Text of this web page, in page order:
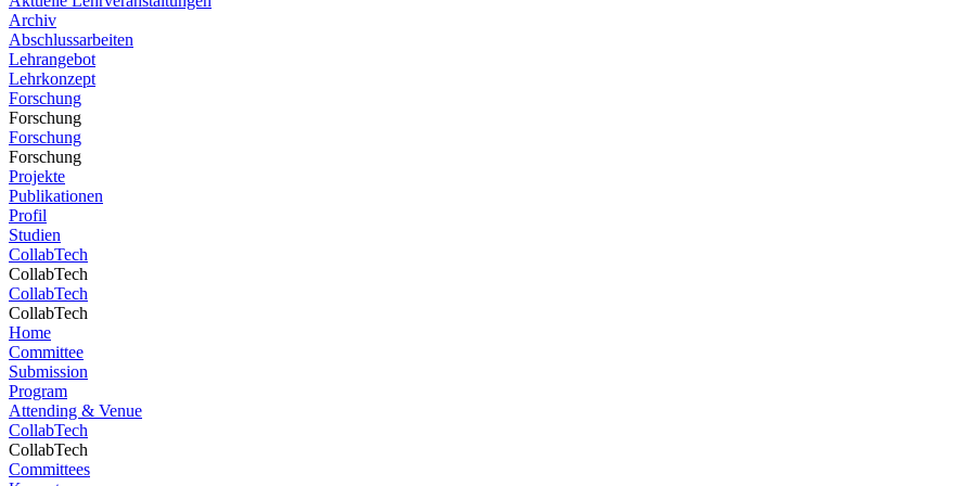
Archiv
Abschlussarbeiten
Lehrangebot
Lehrkonzept
Forschung
Forschung
Forschung
Forschung
Projekte
Publikationen
Profil
Studien
CollabTech
CollabTech
CollabTech
CollabTech
Home
Committee
Submission
Program
Attending & Venue
CollabTech
CollabTech
Committees